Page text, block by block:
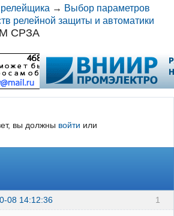
→ Выбор параметров
релейной защиты и автоматики
СРЗА
вы должны войти или
1
08 14:12:36